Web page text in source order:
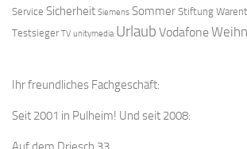
Service Sicherheit Siemens Sommer Stiftung
Testsieger TV unitymedia Urlaub Vodafone
Ihr freundliches Fachgeschäft:
Seit 2001 in Pulheim! Und seit 2008: